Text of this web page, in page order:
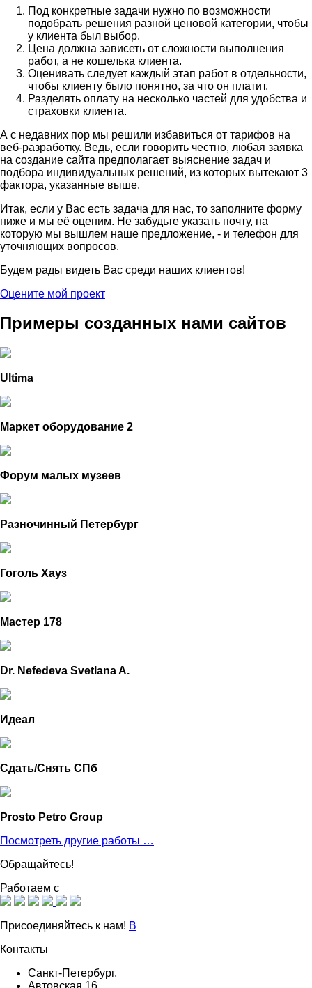
Под конкретные задачи нужно по возможности
подобрать решения разной ценовой категории, чтобы
у клиента был выбор.
Цена должна зависеть от сложности выполнения
работ, а не кошелька клиента.
Оценивать следует каждый этап работ в отдельности,
чтобы клиенту было понятно, за что он платит.
Разделять оплату на несколько частей для удобства и
страховки клиента.
А с недавних пор мы решили избавиться от тарифов на
веб-разработку. Ведь, если говорить честно, любая заявка
на создание сайта предполагает выяснение задач и
подбора индивидуальных решений, из которых вытекают 3
фактора, указанные выше.
Итак, если у Вас есть задача для нас, то заполните форму
ниже и мы её оценим. Не забудьте указать почту, на
которую мы вышлем наше предложение, - и телефон для
уточняющих вопросов.
Будем рады видеть Вас среди наших клиентов!
Оцените мой проект
Примеры созданных нами сайтов
Ultima
Маркет оборудование 2
Форум малых музеев
Разночинный Петербург
Гоголь Хауз
Мастер 178
Dr. Nefedeva Svetlana A.
Идеал
Сдать/Снять СПб
Prosto Petro Group
Посмотреть другие работы …
Обращайтесь!
Работаем с
Присоединяйтесь к нам! В
Контакты
Санкт-Петербург,